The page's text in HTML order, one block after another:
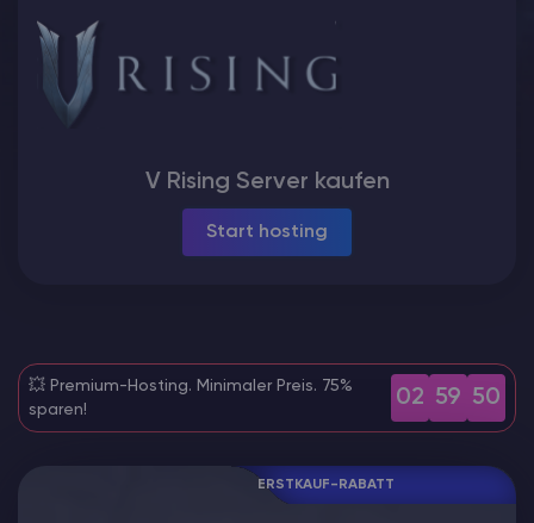
Minecraft Server Mieten
Hytale Hosting 50% OFF
ARK Server MietenV Rising Server kaufen
Start hosting
💥 Premium-Hosting. Minimaler Preis. 75%
sparen!
02 59 49
ERSTKAUF-RABATT